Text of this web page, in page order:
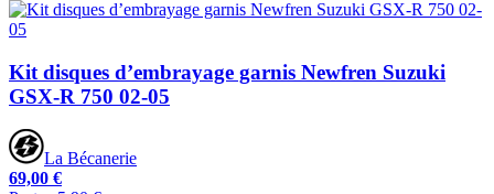
Kit disques d’embrayage garnis Newfren Suzuki
GSX-R 750 02-05
La Bécanerie
69,00 €